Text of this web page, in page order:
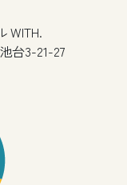
WITH.
台3-21-27